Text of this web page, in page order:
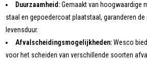
Duurzaamheid:Gemaakt van hoogwaardige
staal en gepoedercoat plaatstaal, garanderen de
levensduur.
Afvalscheidingsmogelijkheden:Wesco
voor het scheiden van verschillende soorten